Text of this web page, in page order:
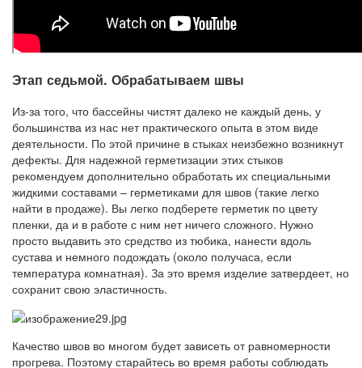
Этап седьмой. Обрабатываем швы
Из-за того, что бассейны чистят далеко не каждый день, у
большинства из нас нет практического опыта в этом виде
деятельности. По этой причине в стыках неизбежно возникнут
дефекты. Для надежной герметизации этих стыков
рекомендуем дополнительно обработать их специальными
жидкими составами – герметиками для швов (такие легко
найти в продаже). Вы легко подберете герметик по цвету
пленки, да и в работе с ним нет ничего сложного. Нужно
просто выдавить это средство из тюбика, нанести вдоль
сустава и немного подождать (около получаса, если
температура комнатная). За это время изделие затвердеет, но
сохранит свою эластичность.
Качество швов во многом будет зависеть от равномерности
прогрева. Поэтому старайтесь во время работы соблюдать